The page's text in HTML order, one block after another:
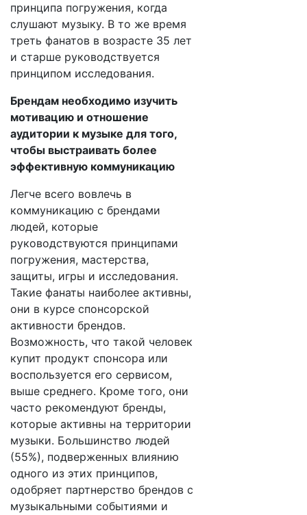
принципа погружения, когда
слушают музыку. В то же время
треть фанатов в возрасте 35 лет
и старше руководствуется
принципом исследования.
Брендам необходимо изучить
мотивацию и отношение
аудитории к музыке для того,
чтобы выстраивать более
эффективную коммуникацию
Легче всего вовлечь в
коммуникацию с брендами
людей, которые
руководствуются принципами
погружения, мастерства,
защиты, игры и исследования.
Такие фанаты наиболее активны,
они в курсе спонсорской
активности брендов.
Возможность, что такой человек
купит продукт спонсора или
воспользуется его сервисом,
выше среднего. Кроме того, они
часто рекомендуют бренды,
которые активны на территории
музыки. Большинство людей
(55%), подверженных влиянию
одного из этих принципов,
одобряет партнерство брендов с
музыкальными событиями и